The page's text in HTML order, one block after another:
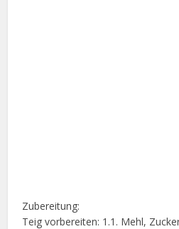
Zubereitung:
Teig vorbereiten: 1.1. Mehl,